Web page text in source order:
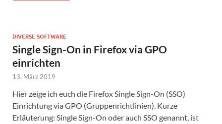
DIVERSE SOFTWARE
Single Sign-On in Firefox via GPO
einrichten
13. März 2019
Hier zeige ich euch die Firefox Single Sign-On (SSO)
Einrichtung via GPO (Gruppenrichtlinien). Kurze
Erläuterung: Single Sign-On oder auch SSO genannt, ist